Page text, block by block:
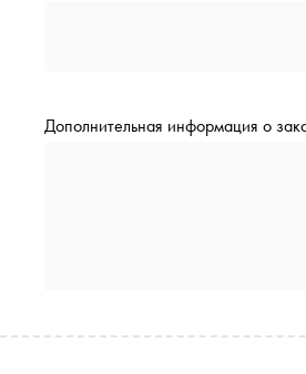
Дополнительная информация о